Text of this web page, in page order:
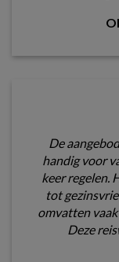
De
handig voor
keer regelen.
tot
omvatten
Deze